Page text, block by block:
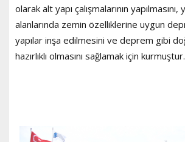
olarak alt yapı çalışmalarının
alanlarında zemin özelliklerine uygun
yapılar inşa edilmesini ve deprem gibi
hazırlıklı olmasını sağlamak için kurmuştur.